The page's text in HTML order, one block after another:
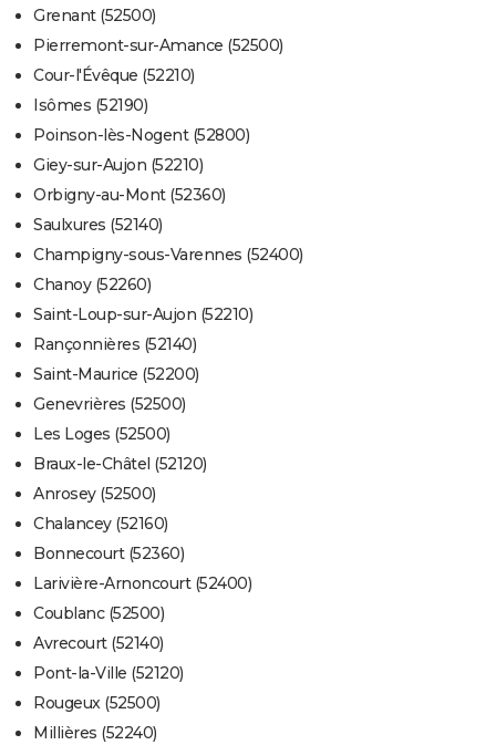
Grenant (52500)
Pierremont-sur-Amance (52500)
Cour-l'Évêque (52210)
Isômes (52190)
Poinson-lès-Nogent (52800)
Giey-sur-Aujon (52210)
Orbigny-au-Mont (52360)
Saulxures (52140)
Champigny-sous-Varennes (52400)
Chanoy (52260)
Saint-Loup-sur-Aujon (52210)
Rançonnières (52140)
Saint-Maurice (52200)
Genevrières (52500)
Les Loges (52500)
Braux-le-Châtel (52120)
Anrosey (52500)
Chalancey (52160)
Bonnecourt (52360)
Larivière-Arnoncourt (52400)
Coublanc (52500)
Avrecourt (52140)
Pont-la-Ville (52120)
Rougeux (52500)
Millières (52240)